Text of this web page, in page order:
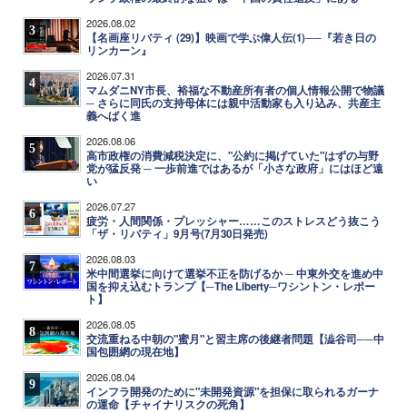
3 2026.08.02
【名画座リバティ (29)】映画で学ぶ偉人伝(1)──『若き日の
リンカーン』
4 2026.07.31
マムダニNY市長、裕福な不動産所有者の個人情報公開で物議
─ さらに同氏の支持母体には親中活動家も入り込み、共産主
義へばく進
5 2026.08.06
高市政権の消費減税決定に、"公約に掲げていた"はずの与野
党が猛反発 ─ 一歩前進ではあるが「小さな政府」にはほど遠
い
6 2026.07.27
疲労・人間関係・プレッシャー……このストレスどう抜こう
「ザ・リバティ」9月号(7月30日発売)
7 2026.08.03
米中間選挙に向けて選挙不正を防げるか ─ 中東外交を進め中
国を抑え込むトランプ【─The Liberty─ワシントン・レポー
ト】
8 2026.08.05
交流重ねる中朝の"蜜月"と習主席の後継者問題【澁谷司──中
国包囲網の現在地】
9 2026.08.04
インフラ開発のために"未開発資源"を担保に取られるガーナ
の運命【チャイナリスクの死角】